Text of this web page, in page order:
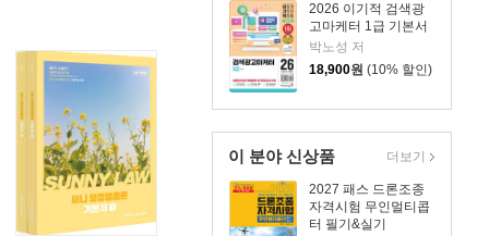
2026 이기적 검색광
고마케터 1급 기본서
박노성 저
18,900원 (10% 할인)
이 분야 신상품
2027 패스 드론조종
자격시험 무인멀티콥
터 필기&실기
더보기